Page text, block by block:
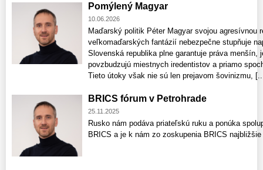
Pomýlený Magyar
10.06.2026
Maďarský politik Péter Magyar svojou agresívnou
veľkomaďarských fantázií nebezpečne stupňuje
Slovenská republika plne garantuje práva menšín,
povzbudzujú miestnych iredentistov a priamo
Tieto útoky však nie sú len prejavom šovinizmu,
BRICS fórum v Petrohrade
25.11.2025
Rusko nám podáva priateľskú ruku a ponúka
BRICS a je k nám zo zoskupenia BRICS